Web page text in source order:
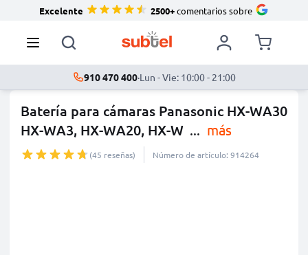
Excelente 2500+comentarios sobre
910 470 400·Lun - Vie: 10:00 - 21:00
Batería para cámaras Panasonic HX-WA30
HX-WA3, HX-WA20, HX-W ... más
(45 reseñas) Número de artículo: 914264